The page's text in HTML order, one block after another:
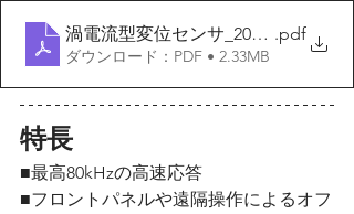
渦電流型変位センサ_2024v2.pdf
ダウンロード：PDF • 2.33MB
特長
■最高80kHzの高速応答
■フロントパネルや遠隔操作によるオフ